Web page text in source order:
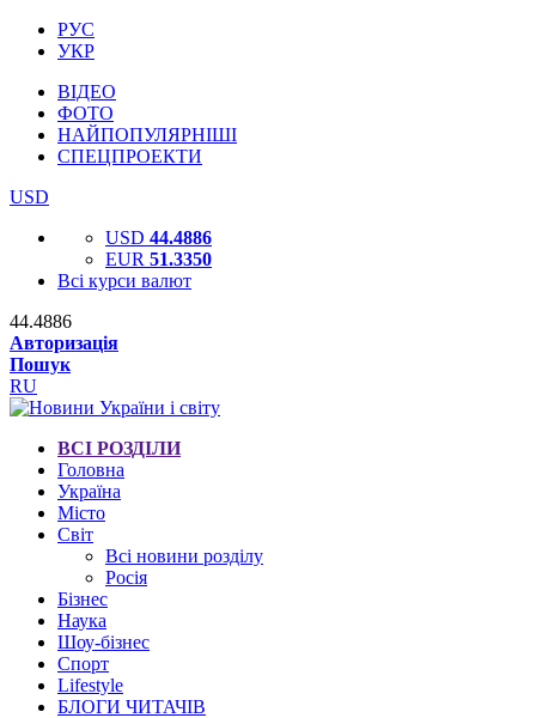
РУС
УКР
ВІДЕО
ФОТО
НАЙПОПУЛЯРНІШІ
СПЕЦПРОЕКТИ
USD
USD 44.4886
EUR 51.3350
Всі курси валют
44.4886
Авторизація
Пошук
RU
ВСІ РОЗДІЛИ
Головна
Україна
Місто
Світ
Всі новини розділу
Росія
Бізнес
Наука
Шоу-бізнес
Спорт
Lifestyle
БЛОГИ ЧИТАЧІВ